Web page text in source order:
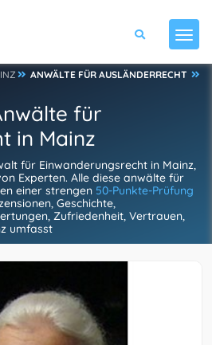
ANWÄLTE FÜR AUSLÄNDERRECHT
für
in Mainz
für Einwanderungsrecht in Mainz,
Experten. Alle diese anwälte für
einer strengen 50-Punkte-Prüfung
Geschichte,
Zufriedenheit, Vertrauen,
umfasst